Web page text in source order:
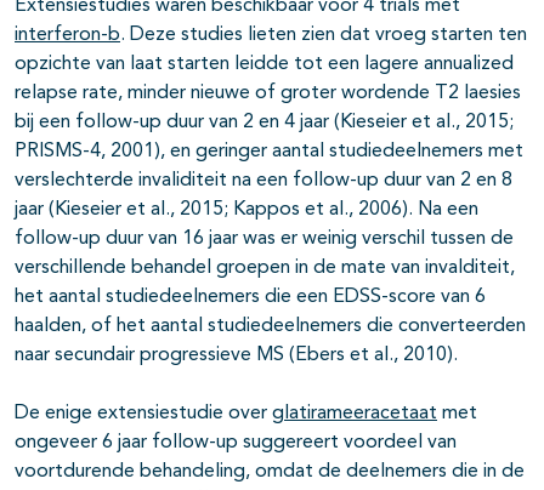
Extensiestudies waren beschikbaar voor 4 trials met
interferon-b. Deze studies lieten zien dat vroeg starten ten
opzichte van laat starten leidde tot een lagere annualized
relapse rate, minder nieuwe of groter wordende T2 laesies
bij een follow-up duur van 2 en 4 jaar (Kieseier et al., 2015;
PRISMS-4, 2001), en geringer aantal studiedeelnemers met
verslechterde invaliditeit na een follow-up duur van 2 en 8
jaar (Kieseier et al., 2015; Kappos et al., 2006). Na een
follow-up duur van 16 jaar was er weinig verschil tussen de
verschillende behandel groepen in de mate van invalditeit,
het aantal studiedeelnemers die een EDSS-score van 6
haalden, of het aantal studiedeelnemers die converteerden
naar secundair progressieve MS (Ebers et al., 2010).
De enige extensiestudie over glatirameeracetaat met
ongeveer 6 jaar follow-up suggereert voordeel van
voortdurende behandeling, omdat de deelnemers die in de